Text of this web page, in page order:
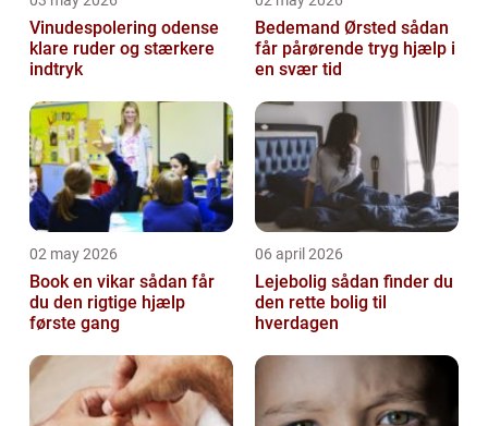
Vinudespolering odense
klare ruder og stærkere
indtryk
Bedemand Ørsted sådan
får pårørende tryg hjælp i
en svær tid
02 may 2026
Book en vikar sådan får
du den rigtige hjælp
første gang
06 april 2026
Lejebolig sådan finder du
den rette bolig til
hverdagen